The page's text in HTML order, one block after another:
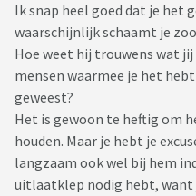
Zucht....als er oorlog
persoon.
Maar goed....
Als ouders werden we niet
En dus konden we het
Want: volwassen.
Maar ik begrijp ook héél
niks van wil weten. Zijn prive
xn eigen moeder.
Ik snap heel goed dat je het
waarschijnlijk schaamt je
Hoe weet hij trouwens wat
mensen waarmee je het
geweest?
Het is gewoon te heftig om
houden. Maar je hebt je
langzaam ook wel bij hem
uitlaatklep nodig hebt, want